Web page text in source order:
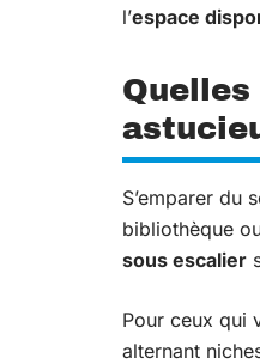
l’espace
Quelles
S’emparer du
bibliothèque
sous escalier
Pour ceux qui
alternant